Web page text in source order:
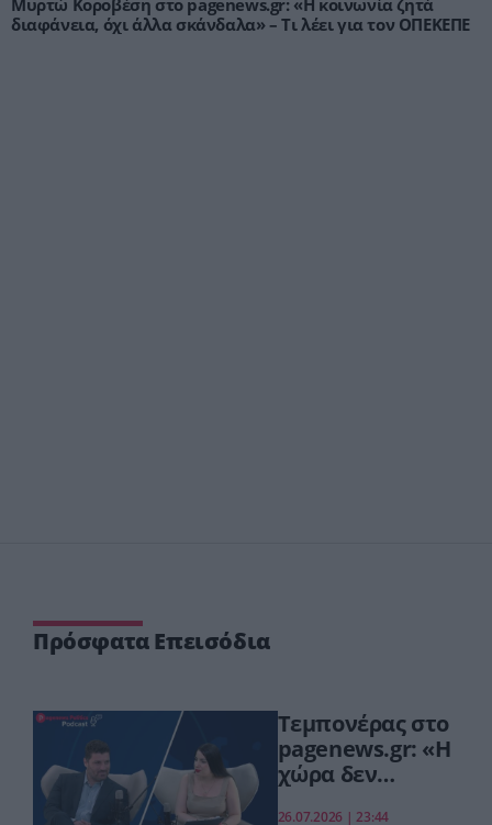
διαφάνεια, όχι άλλα σκάνδαλα» – Τι λέει για τον ΟΠΕΚΕΠΕ
Πρόσφατα Επεισόδια
Τεμπονέρας στο
pagenews.gr: «Η
χώρα δεν
26.07.2026 | 23:44